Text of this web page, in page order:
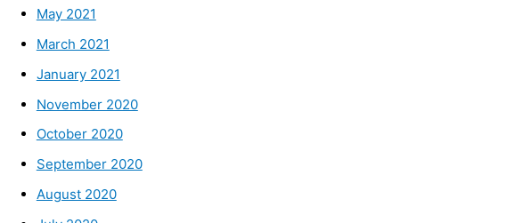
May 2021
March 2021
January 2021
November 2020
October 2020
September 2020
August 2020